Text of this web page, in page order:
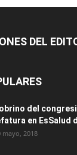
DEL
del
en EsSalud
mayo, 2018